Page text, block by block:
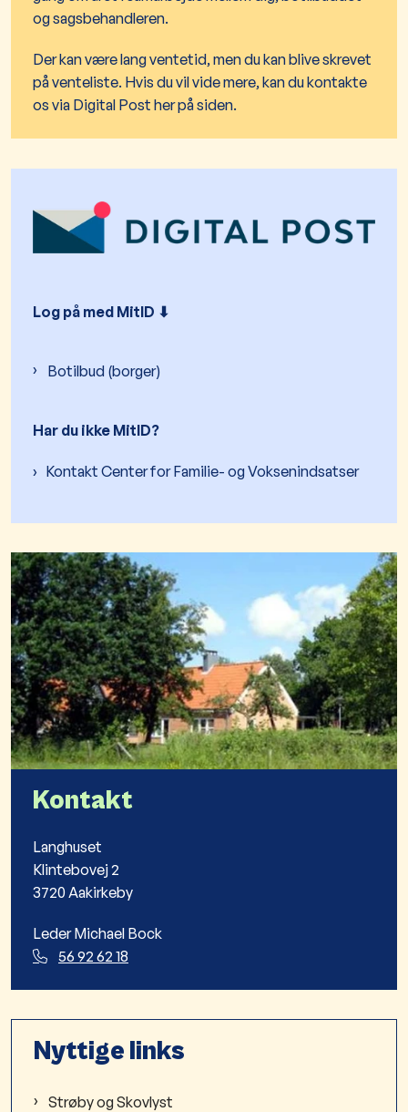
og sagsbehandleren.
Der kan være lang ventetid, men du kan blive skrevet
på venteliste. Hvis du vil vide mere, kan du kontakte
os via Digital Post her på siden.
Log på med MitID ⬇︎
Botilbud (borger)
Har du ikke MitID?
Kontakt Center for Familie- og Voksenindsatser
Kontakt
Langhuset
Klintebovej 2
3720 Aakirkeby
Leder Michael Bock
56 92 62 18
Nyttige links
Strøby og Skovlyst